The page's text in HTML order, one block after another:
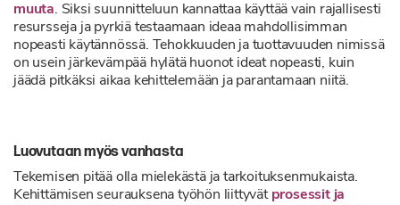
muuta. Siksi suunnitteluun kannattaa käyttää vain rajallisesti
resursseja ja pyrkiä testaamaan ideaa mahdollisimman
nopeasti käytännössä. Tehokkuuden ja tuottavuuden nimissä
on usein järkevämpää hylätä huonot ideat nopeasti, kuin
jäädä pitkäksi aikaa kehittelemään ja parantamaan niitä.
Luovutaan myös vanhasta
Tekemisen pitää olla mielekästä ja tarkoituksenmukaista.
Kehittämisen seurauksena työhön liittyvät prosessit ja